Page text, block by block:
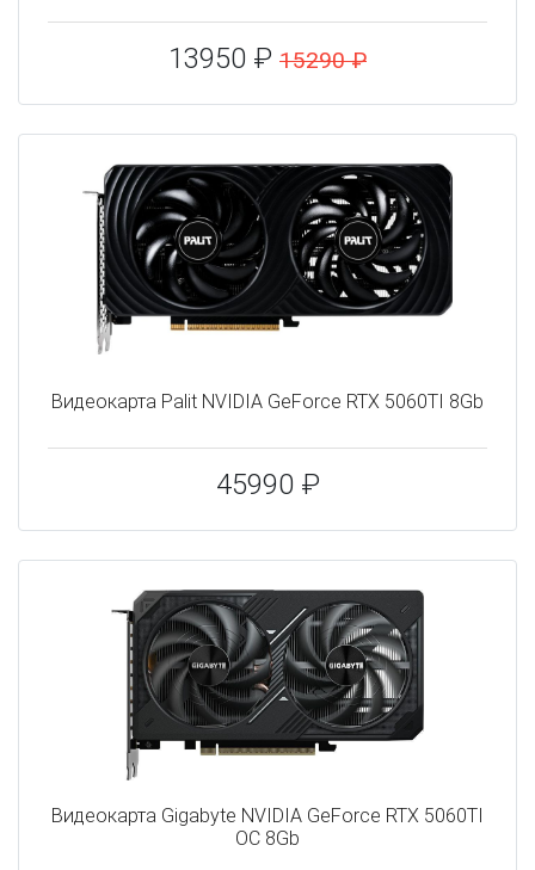
13950 ₽ 15290 ₽
Видеокарта Palit NVIDIA GeForce RTX 5060TI 8Gb
45990 ₽
Видеокарта Gigabyte NVIDIA GeForce RTX 5060TI
OC 8Gb